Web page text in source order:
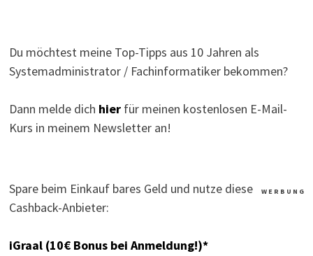
Du möchtest meine Top-Tipps aus 10 Jahren als
Systemadministrator / Fachinformatiker bekommen?
Dann melde dich hierfür meinen kostenlosen E-Mail-
Kurs in meinem Newsletter an!
W E R B U N G
Spare beim Einkauf bares Geld und nutze diese
Cashback-Anbieter:
iGraal (10€ Bonus bei Anmeldung!)*